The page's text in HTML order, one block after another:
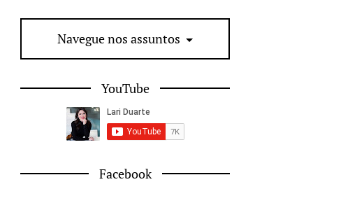
Navegue nos assuntos
YouTube
Facebook